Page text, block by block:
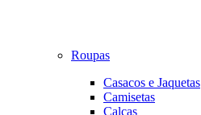
Roupas
Casacos e Jaquetas
Camisetas
Calças